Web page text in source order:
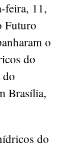
feira, 11,
Futuro
o
do
do
Brasília,
do